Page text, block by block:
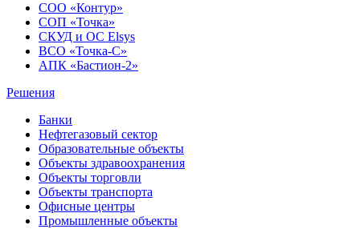
СОО «Контур»
СОП «Точка»
СКУД и ОС Elsys
ВСО «Точка-С»
АПК «Бастион-2»
Решения
Банки
Нефтегазовый сектор
Образовательные объекты
Объекты здравоохранения
Объекты торговли
Объекты транспорта
Офисные центры
Промышленные объекты